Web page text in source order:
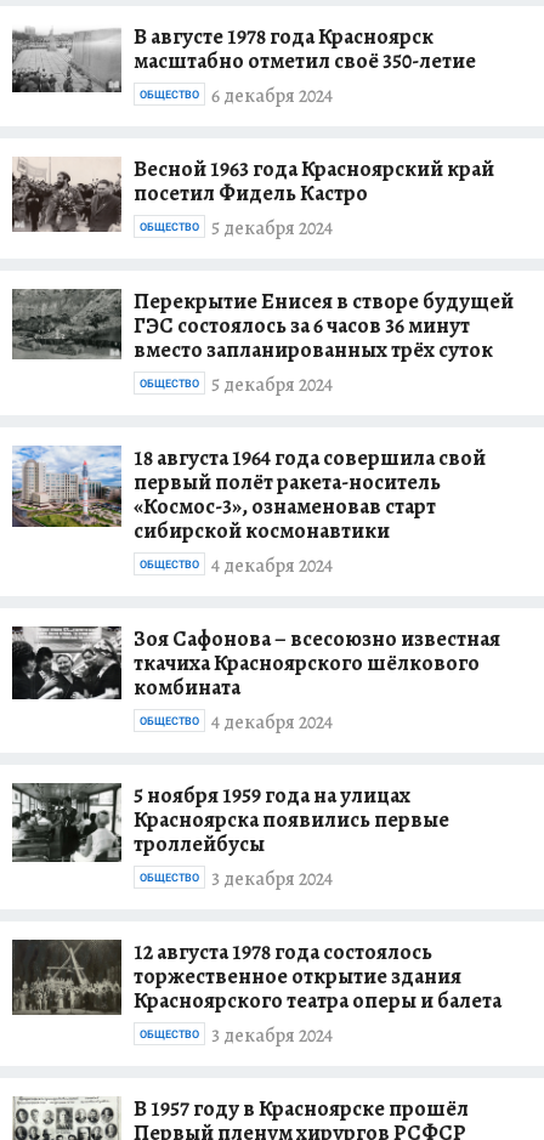
В августе 1978 года Красноярск
масштабно отметил своё 350-летие
6 декабря 2024
ОБЩЕСТВО
Весной 1963 года Красноярский край
посетил Фидель Кастро
5 декабря 2024
ОБЩЕСТВО
Перекрытие Енисея в створе будущей
ГЭС состоялось за 6 часов 36 минут
вместо запланированных трёх суток
5 декабря 2024
ОБЩЕСТВО
18 августа 1964 года совершила свой
первый полёт ракета-носитель
«Космос-3», ознаменовав старт
сибирской космонавтики
4 декабря 2024
ОБЩЕСТВО
Зоя Сафонова – всесоюзно известная
ткачиха Красноярского шёлкового
комбината
4 декабря 2024
ОБЩЕСТВО
5 ноября 1959 года на улицах
Красноярска появились первые
троллейбусы
3 декабря 2024
ОБЩЕСТВО
12 августа 1978 года состоялось
торжественное открытие здания
Красноярского театра оперы и балета
3 декабря 2024
ОБЩЕСТВО
В 1957 году в Красноярске прошёл
Первый пленум хирургов РСФСР